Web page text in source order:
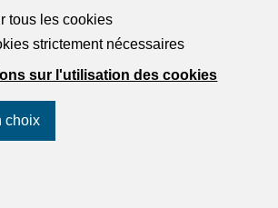
répartition des espaces bien pensée
lumière et de fonctionnalité. Au rez-de-
trois chambres calmes, une salle
supérieur séduit par un espace de vie,
lumineux avec îlot de cuisson
chambre et une deuxième douche avec
tous les cookies
strictement nécessaires
sur l'utilisation des cookies
choix